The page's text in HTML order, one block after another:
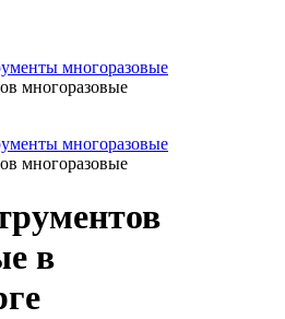
многоразовые
многоразовые
многоразовые
многоразовые
в